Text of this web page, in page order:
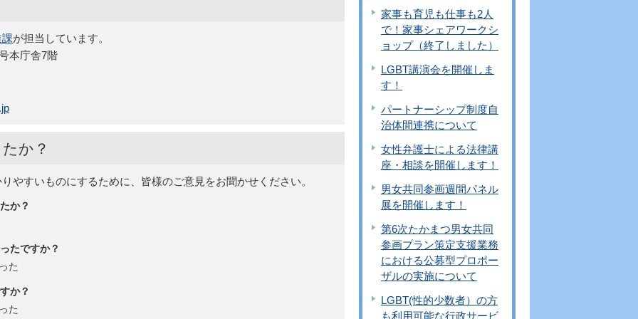
が担当しています。
本庁舎7階
か？
やすいものにするために、皆様のご意見をお聞かせください。
か？
たですか？
た
か？
た
家事も育児も仕事も2人
で！家事シェアワークシ
ョップ（終了しました）
LGBT講演会を開催しま
す！
パートナーシップ制度自
治体間連携について
女性弁護士による法律講
座・相談を開催します！
男女共同参画週間パネル
展を開催します！
第6次たかまつ男女共同
参画プラン策定支援業務
における公募型プロポー
ザルの実施について
LGBT(性的少数者）の方
も利用可能な行政サービ